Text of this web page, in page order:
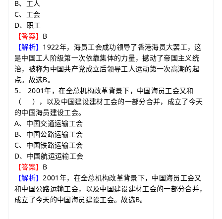
B、工人
C、工会
D、职工
【答案】 B
【解析】 1922年，海员工会成功领导了香港海员大罢工，这
是中国工人阶级第一次依靠集体的力量，撼动了帝国主义统
治，被称为中国共产党成立后领导工人运动第一次高潮的起
点。故选B。
5． 2001年，在全总机构改革背景下，中国海员工会又和
（
） ，以及中国建设建材工会的一部分合并，成立了今天
的中国海员建设工会。
A、中国交通运输工会
B、中国公路运输工会
C、中国铁路运输工会
D、中国航运运输工会
【答案】 B
【解析】 2001 年，在全总机构改革背景下，中国海员工会又
和中国公路运输工会，以及中国建设建材工会的一部分合并，
成立了今天的中国海员建设工会。故选B。